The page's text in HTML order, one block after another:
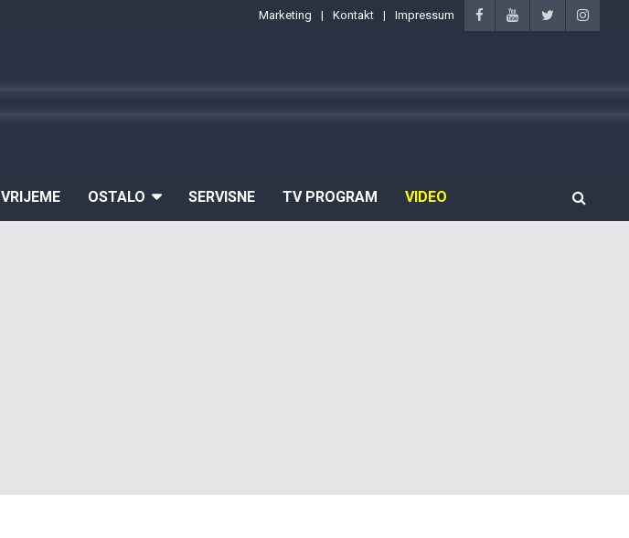
Marketing Kontakt Impressum
VRIJEME OSTALO SERVISNE TV PROGRAM VIDEO